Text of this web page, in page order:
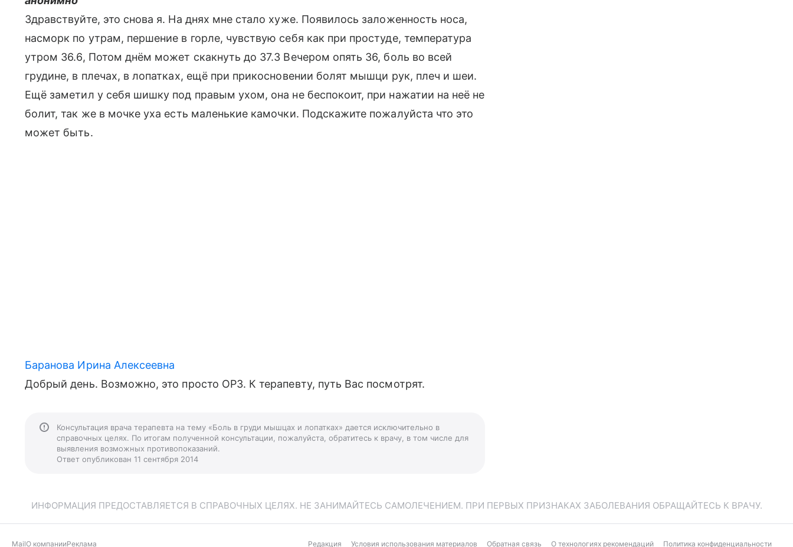
Здравствуйте, это снова я. На днях мне стало хуже. Появилось заложенность носа,
насморк по утрам, першение в горле, чувствую себя как при простуде, температура
утром 36.6, Потом днём может скакнуть до 37.3 Вечером опять 36, боль во всей
грудине, в плечах, в лопатках, ещё при прикосновении болят мышци рук, плеч и шеи.
Ещё заметил у себя шишку под правым ухом, она не беспокоит, при нажатии на неё не
болит, так же в мочке уха есть маленькие камочки. Подскажите пожалуйста что это
может быть.
Баранова Ирина Алексеевна
Добрый день. Возможно, это просто ОРЗ. К терапевту, путь Вас посмотрят.
Консультация врача терапевта на тему «Боль в груди мышцах и лопатках» дается исключительно в
справочных целях. По итогам полученной консультации, пожалуйста, обратитесь к врачу, в том числе для
выявления возможных противопоказаний.
Ответ опубликован 11 сентября 2014
ИНФОРМАЦИЯ ПРЕДОСТАВЛЯЕТСЯ В СПРАВОЧНЫХ ЦЕЛЯХ. НЕ ЗАНИМАЙТЕСЬ САМОЛЕЧЕНИЕМ. ПРИ ПЕРВЫХ ПРИЗНАКАХ ЗАБОЛЕВАНИЯ ОБРАЩАЙТЕСЬ К ВРАЧУ.
MailО компанииРеклама Редакция Условия использования материалов Обратная связь О технологиях рекомендаций Политика конфиденциальности